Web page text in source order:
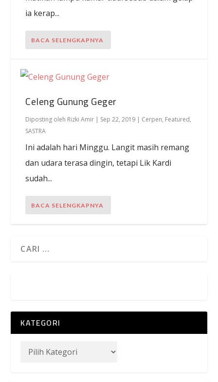
ia kerap...
BACA SELENGKAPNYA
Celeng Gunung Geger
Diposting oleh Rizki Amir | Sep 22, 2019 | Cerpen, Featured,
SASTRA
Ini adalah hari Minggu. Langit masih remang
dan udara terasa dingin, tetapi Lik Kardi
sudah...
BACA SELENGKAPNYA
KATEGORI